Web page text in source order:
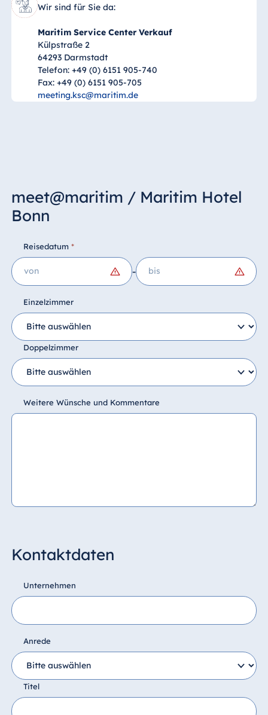
Wir sind für Sie da:
Maritim Service Center Verkauf
Külpstraße 2
64293 Darmstadt
Telefon: +49 (0) 6151 905-740
Fax: +49 (0) 6151 905-705
meeting.ksc@maritim.de
meet@maritim / Maritim Hotel
Bonn
Reisedatum *
-
Einzelzimmer
Doppelzimmer
Weitere Wünsche und Kommentare
Kontaktdaten
Unternehmen
Anrede
Titel